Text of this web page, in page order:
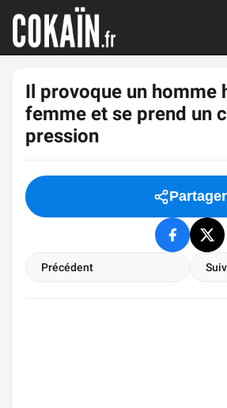
Il provoque un homme
femme et se prend un
pression
Partager
Précédent